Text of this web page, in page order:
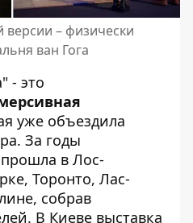
версии – физически
ван Гога
- это
уже объездила
За годы
в Лос-
Торонто, Лас-
собрав
В Киеве выставка